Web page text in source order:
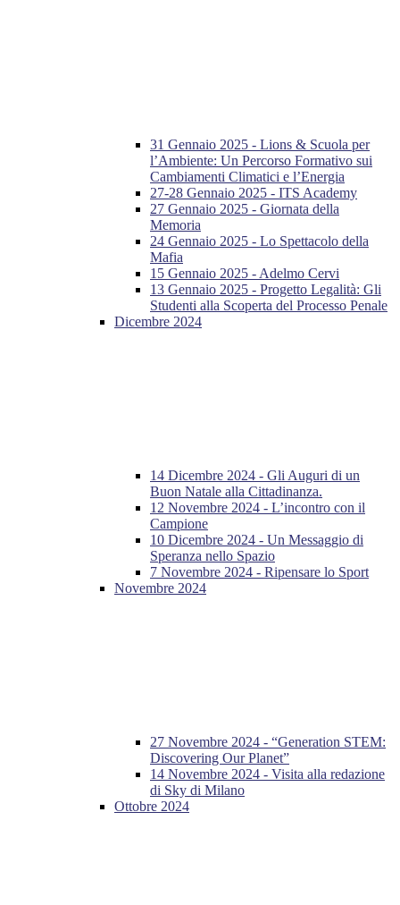
31 Gennaio 2025 - Lions & Scuola per
l’Ambiente: Un Percorso Formativo sui
Cambiamenti Climatici e l’Energia
27-28 Gennaio 2025 - ITS Academy
27 Gennaio 2025 - Giornata della
Memoria
24 Gennaio 2025 - Lo Spettacolo della
Mafia
15 Gennaio 2025 - Adelmo Cervi
13 Gennaio 2025 - Progetto Legalità: Gli
Studenti alla Scoperta del Processo Penale
Dicembre 2024
14 Dicembre 2024 - Gli Auguri di un
Buon Natale alla Cittadinanza.
12 Novembre 2024 - L’incontro con il
Campione
10 Dicembre 2024 - Un Messaggio di
Speranza nello Spazio
7 Novembre 2024 - Ripensare lo Sport
Novembre 2024
27 Novembre 2024 - “Generation STEM:
Discovering Our Planet”
14 Novembre 2024 - Visita alla redazione
di Sky di Milano
Ottobre 2024